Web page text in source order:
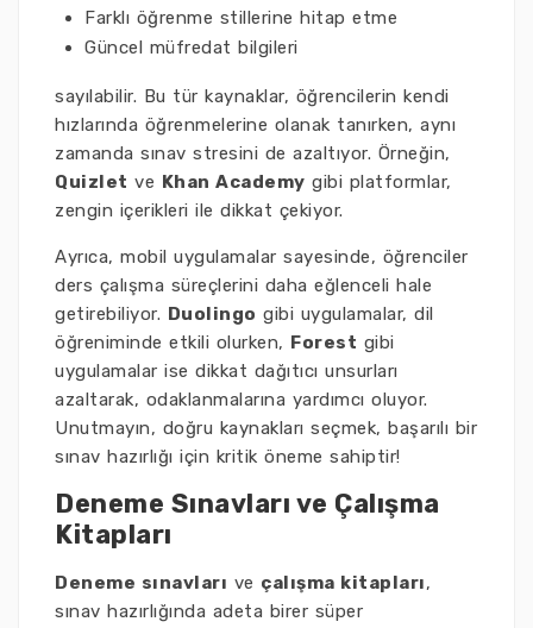
Farklı öğrenme stillerine hitap etme
Güncel müfredat bilgileri
sayılabilir. Bu tür kaynaklar, öğrencilerin kendi
hızlarında öğrenmelerine olanak tanırken, aynı
zamanda sınav stresini de azaltıyor. Örneğin,
Quizlet ve Khan Academy gibi platformlar,
zengin içerikleri ile dikkat çekiyor.
Ayrıca, mobil uygulamalar sayesinde, öğrenciler
ders çalışma süreçlerini daha eğlenceli hale
getirebiliyor. Duolingo gibi uygulamalar, dil
öğreniminde etkili olurken, Forest gibi
uygulamalar ise dikkat dağıtıcı unsurları
azaltarak, odaklanmalarına yardımcı oluyor.
Unutmayın, doğru kaynakları seçmek, başarılı bir
sınav hazırlığı için kritik öneme sahiptir!
Deneme Sınavları ve Çalışma
Kitapları
Deneme sınavları ve çalışma kitapları,
sınav hazırlığında adeta birer süper